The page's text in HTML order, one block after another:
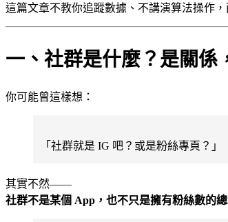
這篇文章不教你追蹤數據、不講演算法操作
一、社群是什麼？是關係
你可能曾這樣想：
「社群就是 IG 吧？或是粉絲專頁？」
其實不然——
社群不是某個 App，也不只是擁有粉絲數的總